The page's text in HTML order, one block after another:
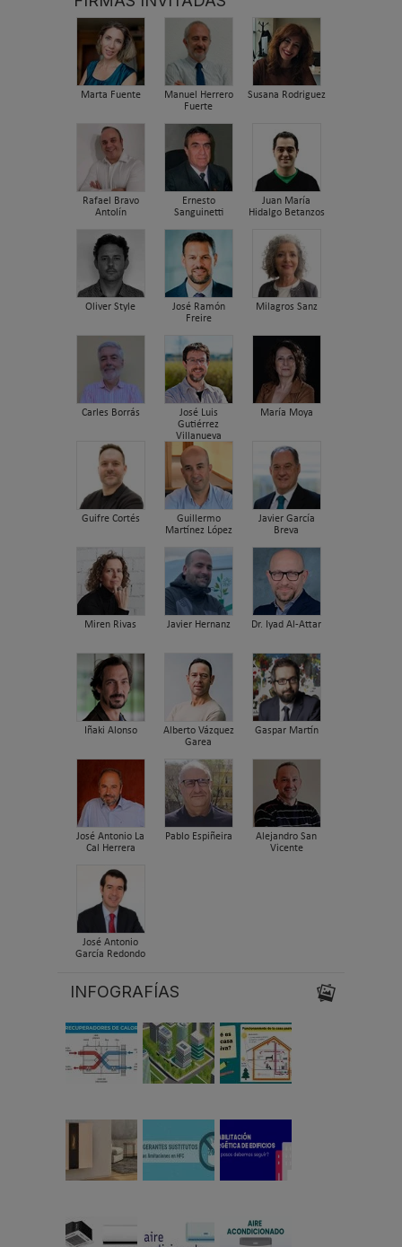
Marta Fuente
Manuel Herrero
Fuerte
Susana Rodriguez
Rafael Bravo
Antolín
Ernesto
Sanguinetti
Juan María
Hidalgo Betanzos
Oliver Style
José Ramón
Freire
Milagros Sanz
Carles Borrás
José Luis
Gutiérrez
Villanueva
María Moya
Guifre Cortés
Guillermo
Martínez López
Javier García
Breva
Miren Rivas Javier Hernanz Dr. Iyad Al-Attar
Iñaki Alonso
Alberto Vázquez
Garea
Gaspar Martín
José Antonio La
Cal Herrera
Pablo Espiñeira
Alejandro San
Vicente
José Antonio
García Redondo
INFOGRAFÍAS